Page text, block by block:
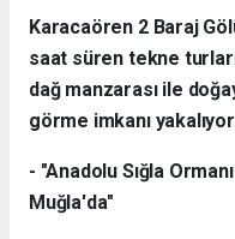
Karacaören 2 Baraj
saat süren tekne
dağ manzarası ile
görme imkanı
- "Anadolu Sığla
Muğla'da"